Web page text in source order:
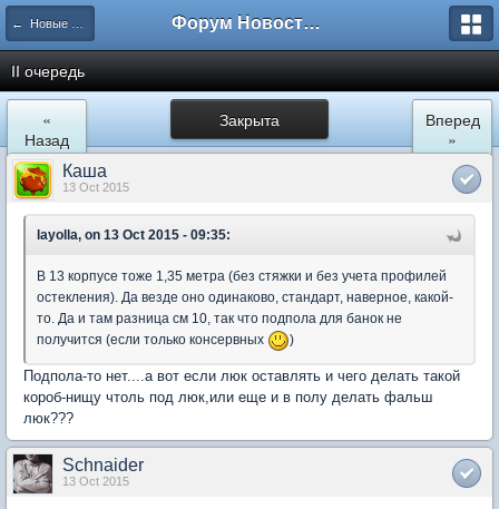
← Новые Водники Форум Новостройки
II очередь
Закрыта
«
Назад
Вперед
»
Каша
13 Oct 2015
layolla, on 13 Oct 2015 - 09:35:
В 13 корпусе тоже 1,35 метра (без стяжки и без учета профилей
остекления). Да везде оно одинаково, стандарт, наверное, какой-
то. Да и там разница см 10, так что подпола для банок не
получится (если только консервных
)
Подпола-то нет....а вот если люк оставлять и чего делать такой
короб-нищу чтоль под люк,или еще и в полу делать фальш
люк???
Schnaider
13 Oct 2015